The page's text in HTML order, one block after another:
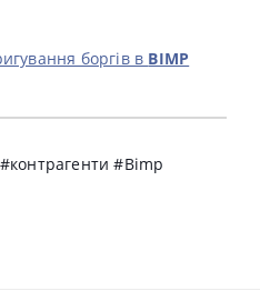
боргів в BIMP
#Bimp